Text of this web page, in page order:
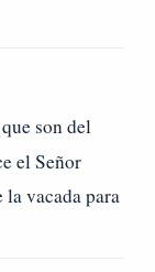
son del
el Señor
la vacada para